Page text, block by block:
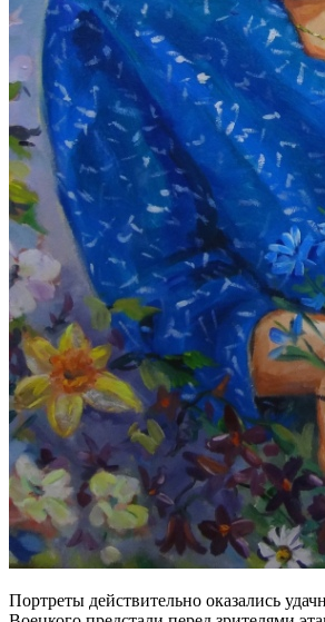
Портреты действительно оказались